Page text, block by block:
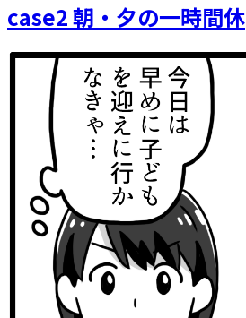
case2 朝・夕の一時間休